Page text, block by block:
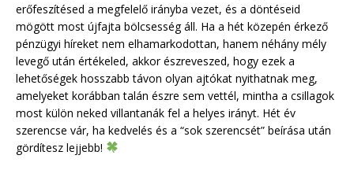
erőfeszítésed a megfelelő irányba vezet, és a döntéseid
mögött most újfajta bölcsesség áll. Ha a hét közepén érkező
pénzügyi híreket nem elhamarkodottan, hanem néhány mély
levegő után értékeled, akkor észreveszed, hogy ezek a
lehetőségek hosszabb távon olyan ajtókat nyithatnak meg,
amelyeket korábban talán észre sem vettél, mintha a csillagok
most külön neked villantanák fel a helyes irányt. Hét év
szerencse vár, ha kedvelés és a “sok szerencsét” beírása után
gördítesz lejjebb!